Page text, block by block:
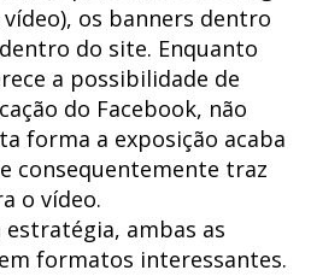
os banners dentro
do site. Enquanto
a possibilidade de
do Facebook, não
forma a exposição acaba
consequentemente traz
o vídeo.
estratégia, ambas as
formatos interessantes.